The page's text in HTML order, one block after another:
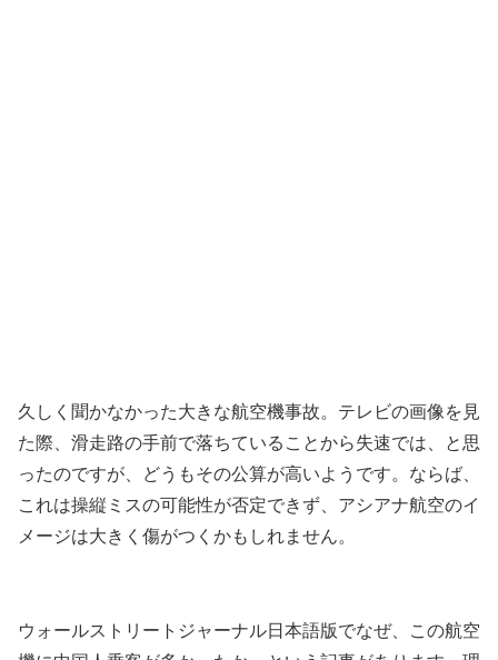
久しく聞かなかった大きな航空機事故。テレビの画像を見
た際、滑走路の手前で落ちていることから失速では、と思
ったのですが、どうもその公算が高いようです。ならば、
これは操縦ミスの可能性が否定できず、アシアナ航空のイ
メージは大きく傷がつくかもしれません。
ウォールストリートジャーナル日本語版でなぜ、この航空